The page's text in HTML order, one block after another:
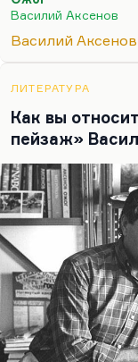
поместного
отточить. И вот
Василий Аксенов
Василий Аксенов
ЛИТЕРАТУРА
Как вы
пейзаж»